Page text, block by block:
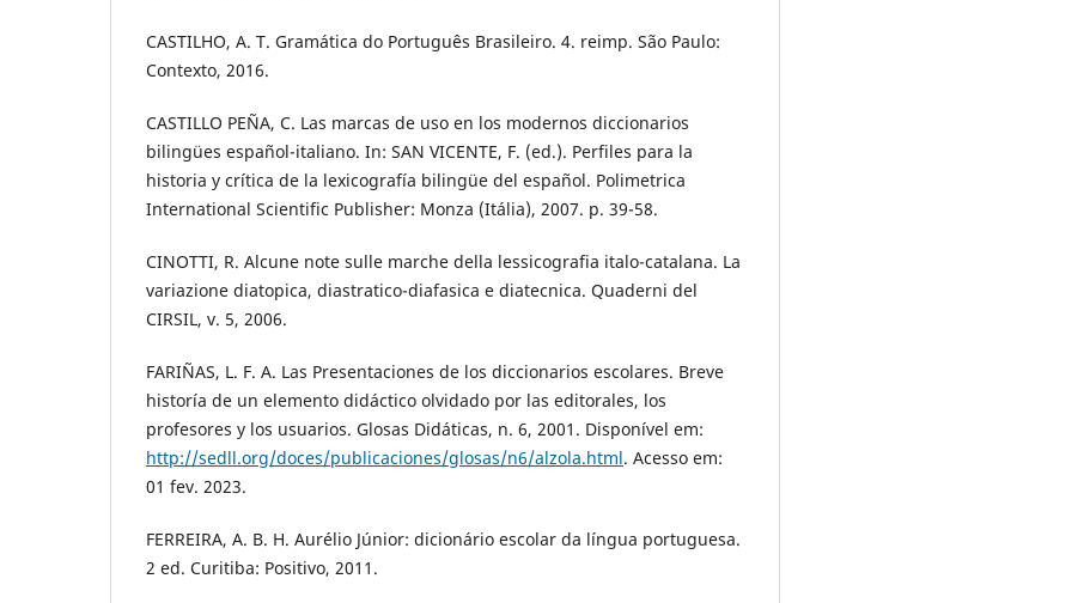
CASTILHO, A. T. Gramática do Português Brasileiro. 4. reimp. São Paulo:
Contexto, 2016.
CASTILLO PEÑA, C. Las marcas de uso en los modernos diccionarios
bilingües español-italiano. In: SAN VICENTE, F. (ed.). Perfiles para la
historia y crítica de la lexicografía bilingüe del español. Polimetrica
International Scientific Publisher: Monza (Itália), 2007. p. 39-58.
CINOTTI, R. Alcune note sulle marche della lessicografia italo-catalana. La
variazione diatopica, diastratico-diafasica e diatecnica. Quaderni del
CIRSIL, v. 5, 2006.
FARIÑAS, L. F. A. Las Presentaciones de los diccionarios escolares. Breve
historía de un elemento didáctico olvidado por las editorales, los
profesores y los usuarios. Glosas Didáticas, n. 6, 2001. Disponível em:
http://sedll.org/doces/publicaciones/glosas/n6/alzola.html. Acesso em:
01 fev. 2023.
FERREIRA, A. B. H. Aurélio Júnior: dicionário escolar da língua portuguesa.
2 ed. Curitiba: Positivo, 2011.